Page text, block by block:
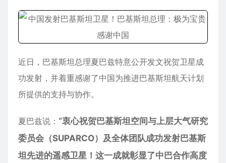
近日，巴基斯坦总理夏巴兹特意公开发文祝贺卫星成
功发射，并着重感谢了中国为推进巴基斯坦航天计划
所提供的支持与协作。
夏巴兹说： “衷心祝贺巴基斯坦空间与上层大气研究
委员会（SUPARCO）及全体团队成功发射巴基斯
坦先进的遥感卫星！这一成就彰显了中巴合作高度